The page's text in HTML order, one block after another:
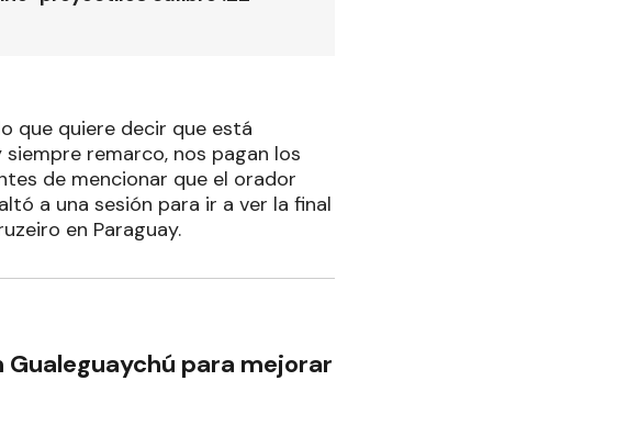
que quiere decir que está
remarco, nos pagan los
de mencionar que el orador
a una sesión para ir a ver la final
en Paraguay.
Gualeguaychú para mejorar